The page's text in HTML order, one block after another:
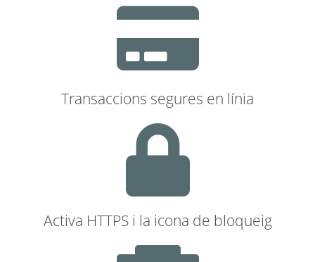
Transaccions segures en línia
Activa HTTPS i la icona de bloqueig